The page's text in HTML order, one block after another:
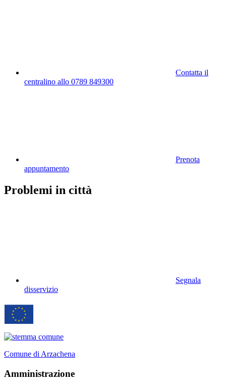
Contatta il
centralino allo 0789 849300
Prenota
appuntamento
Problemi in città
Segnala
disservizio
Comune di Arzachena
Amministrazione